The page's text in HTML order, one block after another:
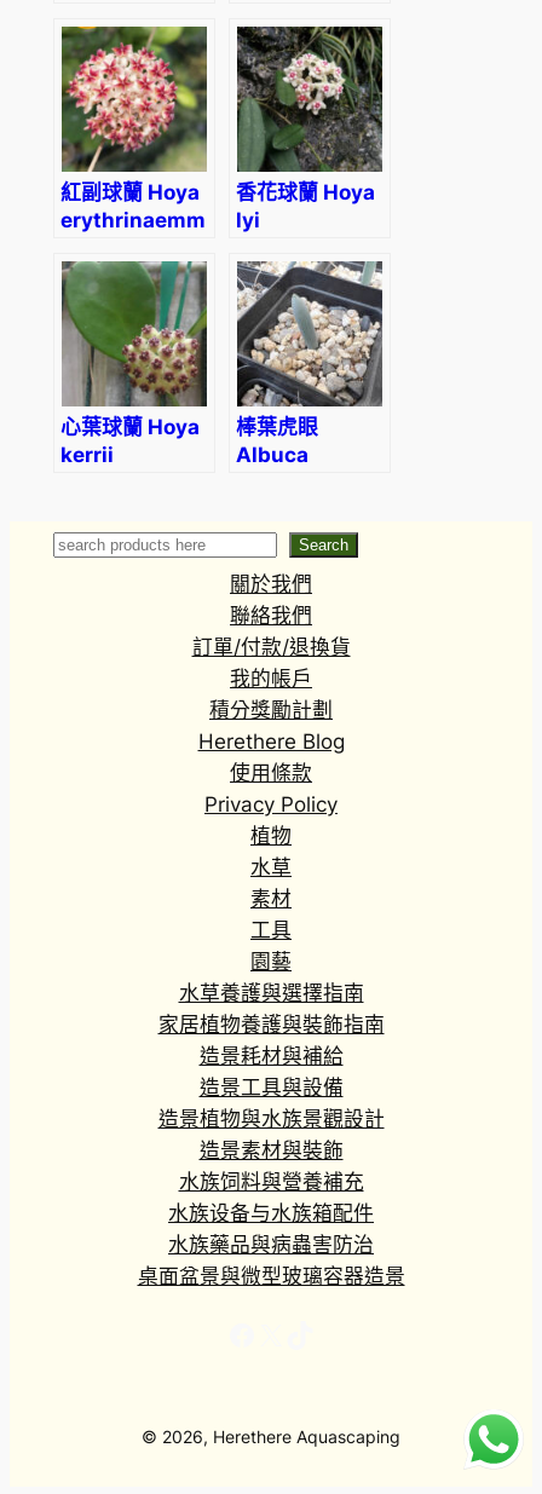
(Rosmarinus
officinalis)
pavonina)
紅副球蘭 Hoya
erythrinaemma
香花球蘭 Hoya
lyi
心葉球蘭 Hoya
kerrii
棒葉虎眼
Albuca
Search Search
關於我們
聯絡我們
訂單/付款/退換貨
我的帳戶
積分獎勵計劃
Herethere Blog
使用條款
Privacy Policy
植物
水草
素材
工具
園藝
水草養護與選擇指南
家居植物養護與裝飾指南
造景耗材與補給
造景工具與設備
造景植物與水族景觀設計
造景素材與裝飾
水族饲料與營養補充
水族设备与水族箱配件
水族藥品與病蟲害防治
桌面盆景與微型玻璃容器造景
© 2026, Herethere Aquascaping